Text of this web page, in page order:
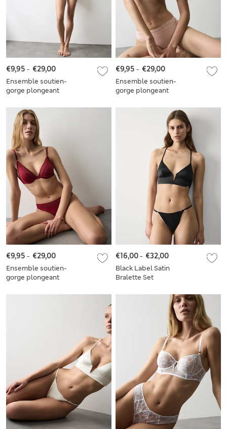
Ensemble soutien-
gorge plongeant
microfibre à
armatures et
bordures en
dentelle
€9,95 - €29,00
Ensemble soutien-
gorge plongeant
microfibre à
dentelle, bonnets A
€9,95 - €29,00
Ensemble soutien-
gorge plongeant
microfibre à
€9,95 - €29,00
Black Label Satin
Bralette Set
€16,00- €32,00